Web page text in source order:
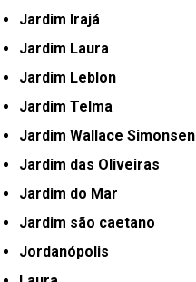
Jardim Irajá
Jardim Laura
Jardim Leblon
Jardim Telma
Jardim Wallace Simonsen
Jardim das Oliveiras
Jardim do Mar
Jardim são caetano
Jordanópolis